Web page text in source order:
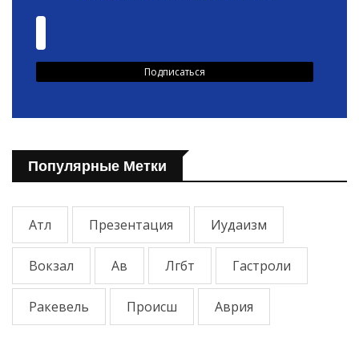
Популярные Метки
Атл Презентация Иудаизм
Вокзал Ав Лгбт Гастроли
Ракевель Происш Аврия